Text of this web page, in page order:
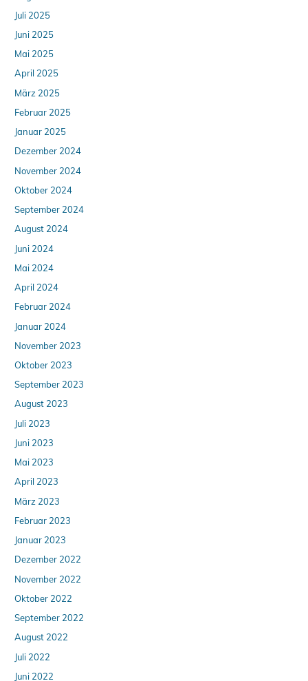
Juli 2025
Juni 2025
Mai 2025
April 2025
März 2025
Februar 2025
Januar 2025
Dezember 2024
November 2024
Oktober 2024
September 2024
August 2024
Juni 2024
Mai 2024
April 2024
Februar 2024
Januar 2024
November 2023
Oktober 2023
September 2023
August 2023
Juli 2023
Juni 2023
Mai 2023
April 2023
März 2023
Februar 2023
Januar 2023
Dezember 2022
November 2022
Oktober 2022
September 2022
August 2022
Juli 2022
Juni 2022